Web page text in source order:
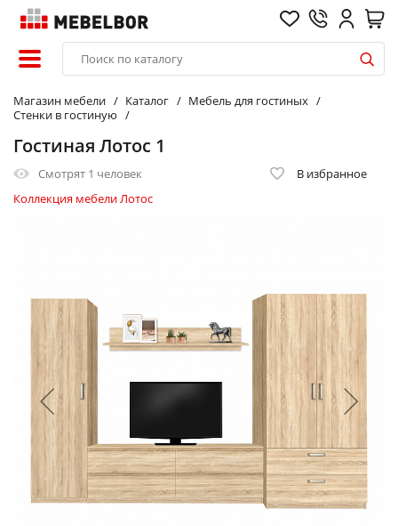
Магазин мебели Каталог
Мебель для гостиных
Стенки в гостиную
Гостиная Лотос 1
Смотрят 1 человек
В избранное
Коллекция мебели Лотос